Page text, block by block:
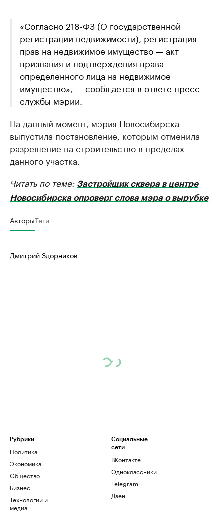
«Согласно 218-ФЗ (О государственной
регистрации недвижимости), регистрация
прав на недвижимое имущество — акт
признания и подтверждения права
определенного лица на недвижимое
имущество», — сообщается в ответе пресс-
службы мэрии.
На данный момент, мэрия Новосибирска
выпустила постановление, которым отменила
разрешение на строительство в пределах
данного участка.
Читать по теме: Застройщик сквера в центре
Новосибирска опроверг слова мэра о вырубке
АвторыТеги
Дмитрий Здорников
Рубрики
Политика
Экономика
Общество
Бизнес
Технологии и
медиа
Социальные
сети
ВКонтакте
Одноклассники
Telegram
Дзен